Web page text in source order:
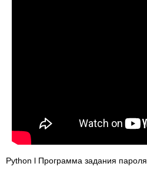
Python l Программа задания